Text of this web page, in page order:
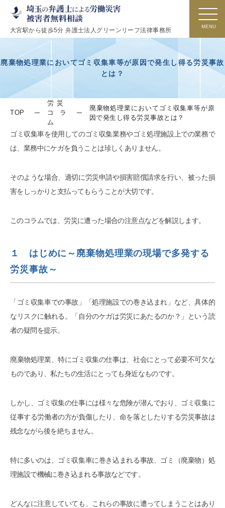
大宮駅から徒歩5分 弁護士法人グリーンリーフ法律事務所
廃棄物処理業においてゴミ収集車等が原因で発生し得る労災事故
とは？
TOP
労災
コラ
ム
廃棄物処理業においてゴミ収集車等が原
因で発生し得る労災事故とは？
ゴミ収集車を使用してのゴミ収集業務やゴミ処理施設上での業務で
は、業務中にケガを負うことは珍しくありません。
そのような場合、適切に労災申請や損害賠償請求を行い、被った損
害をしっかりと支払ってもらうことが大切です。
このコラムでは、労災に遭った場合の注意点などを解説します。
１ はじめに～廃棄物処理業の現場で多発する
労災事故～
「ゴミ収集車での事故」「処理施設での巻き込まれ」など、具体的
なリスクに触れる。「自分のケガは労災にあたるのか？」という読
者の疑問を提示。
廃棄物処理業、特にゴミ収集の仕事は、社会にとって必要不可欠な
ものであり、私たちの生活にとっても身近なものです。
しかし、ゴミ収集の仕事には様々な危険が潜んでおり、ゴミ収集に
従事する労働者の方が負傷したり、命を落としたりする労災事故は
残念ながら後を絶ちません。
特に多いのは、ゴミ収集車に巻き込まれる事故、ゴミ（廃棄物）処
理施設で機械に巻き込まれる事故などです。
どんなに注意していても、これらの事故に遭ってしまうことはあり